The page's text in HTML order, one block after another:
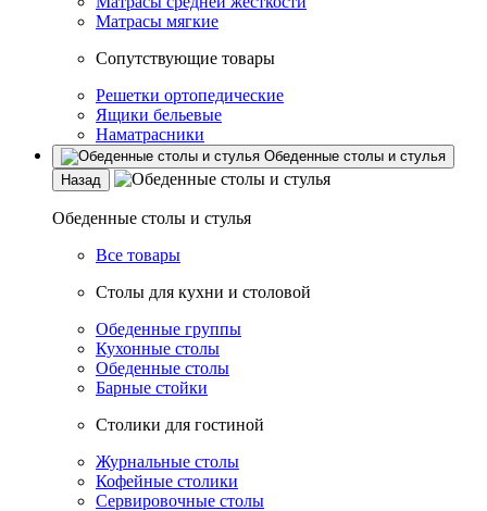
Матрасы мягкие
Сопутствующие товары
Решетки ортопедические
Ящики бельевые
Наматрасники
Обеденные столы и стулья
Назад
Обеденные столы и стулья
Все товары
Столы для кухни и столовой
Обеденные группы
Кухонные столы
Обеденные столы
Барные стойки
Столики для гостиной
Журнальные столы
Кофейные столики
Сервировочные столы